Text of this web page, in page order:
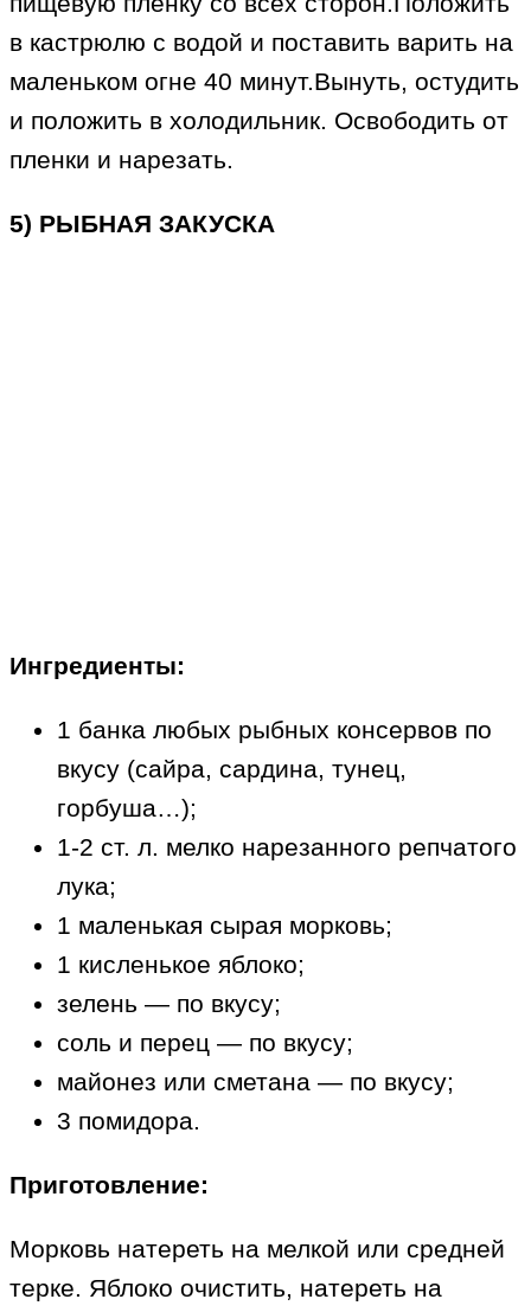
в кастрюлю с водой и поставить варить на
маленьком огне 40 минут.Вынуть, остудить
и положить в холодильник. Освободить от
пленки и нарезать.
5) РЫБНАЯ ЗАКУСКА
Ингредиенты:
1 банка любых рыбных консервов по
вкусу (сайра, сардина, тунец,
горбуша…);
1-2 ст. л. мелко нарезанного репчатого
лука;
1 маленькая сырая морковь;
1 кисленькое яблоко;
зелень — по вкусу;
соль и перец — по вкусу;
майонез или сметана — по вкусу;
3 помидора.
Приготовление:
Морковь натереть на мелкой или средней
терке. Яблоко очистить, натереть на